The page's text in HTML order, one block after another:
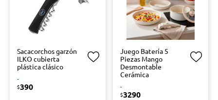
Sacacorchos garzón
ILKO cubierta
plástica clásico
-
$390
Juego Batería 5
Piezas Mango
Desmontable
Cerámica
-
$3290